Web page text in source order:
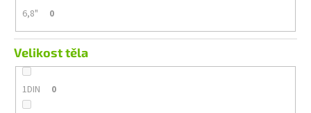
6,8" 0
Velikost těla
1DIN 0